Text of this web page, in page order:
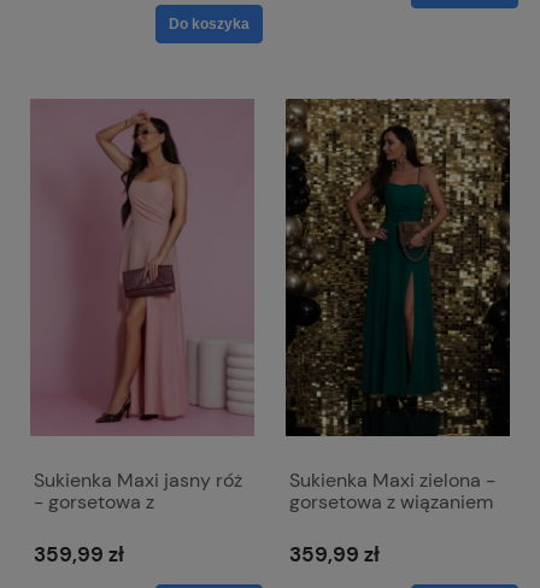
Do koszyka
Sukienka Maxi jasny róż
- gorsetowa z
Nathalie
359,99 zł
Sukienka Maxi zielona -
gorsetowa z wiązaniem
359,99 zł